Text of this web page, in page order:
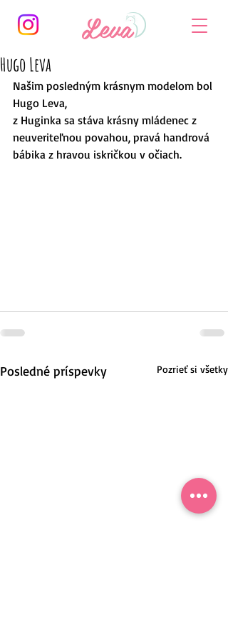
Hugo Leva
Našim posledným krásnym modelom bol
Hugo Leva,
z Huginka sa stáva krásny mládenec z
neuveriteľnou povahou, pravá handrová
bábika z hravou iskričkou v očiach.
Posledné príspevky Pozrieť si všetky